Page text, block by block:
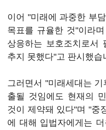
이어 "미래에 과중한 부
목표를 규율한 것"이라
상응하는 보호조치로서
추지 못했다"고 판시했습
그러면서 "미래세대는
출될 것임에도 현재의
것이 제약돼 있다"며 "중
에 대해 입법자에게는